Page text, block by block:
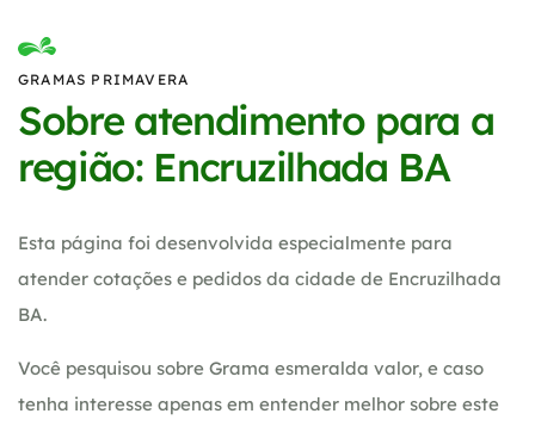
GRAMAS PRIMAVERA
Sobre atendimento para a
região: Encruzilhada BA
Esta página foi desenvolvida especialmente para
atender cotações e pedidos da cidade de Encruzilhada
BA.
Você pesquisou sobre Grama esmeralda valor, e caso
tenha interesse apenas em entender melhor sobre este